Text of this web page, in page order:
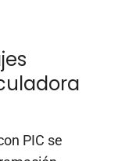
PIC se